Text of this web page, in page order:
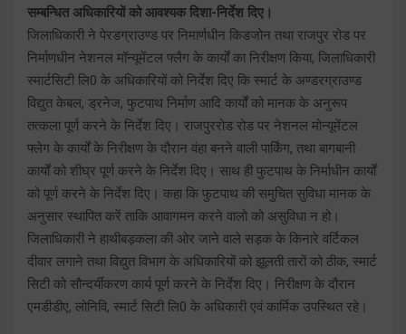
सम्बन्धित अधिकारियों को आवश्यक दिशा-निर्देश दिए।
जिलाधिकारी ने पेरडग्राउण्ड पर निमार्णधीन किडजोन तथा राजपुर रोड पर
निर्माणधीन नेशनल मॉन्यूमेंटल फ्लैग के कार्यों का निरीक्षण किया, जिलाधिकारी
स्मार्टसिटी लि0 के अधिकारियों को निर्देश दिए कि स्मार्ट के अण्डरग्राउण्ड
विद्युत केबल, ड्रनेज, फुटपाथ निर्माण आदि कार्यों को मानक के अनुरूप
तत्कला पूर्ण करने के निर्देश दिए। राजपुररोड रोड पर नेशनल मोन्यूमेंटल
फ्लेग के कार्यों के निरीक्षण के दौरान वंहा बनने वाली पार्किंग, तथा बागबानी
कार्यों को शीघ्र पूर्ण करने के निर्देश दिए। साथ ही फुटपाथ के निर्माधीन कार्यों
को पूर्ण करने के निर्देश दिए। कहा कि फुटपाथ की समुचित सुविधा मानक के
अनुसार स्थापित करें ताकि आवागमन करने वालो को असुविधा न हो।
जिलाधिकारी ने हाथीबड़कला की ओर जाने वाले सड़क के किनारे वर्टिकल
दीवार लगाने तथा विद्युत विभाग के अधिकारियों को झूलती तारों को ठीक, स्मार्ट
सिटी को सौन्दर्यीकरण कार्य पूर्ण करने के निर्देश दिए। निरीक्षण के दौरान
एमडीडीए, लोनिवि, स्मार्ट सिटी लि0 के अधिकारी एवं कार्मिक उपस्थित रहे।